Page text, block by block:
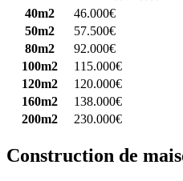
40m2
46.000€
50m2
57.500€
80m2
92.000€
100m2
115.000€
120m2
120.000€
160m2
138.000€
200m2
230.000€
Construction de